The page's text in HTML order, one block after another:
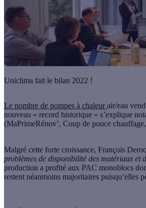
Uniclima fait le bilan 2022 !
Le nombre de pompes à chaleur air/eau
nouveau « record historique » s’explique
(MaPrimeRénov’, Coup de pouce
Malgré cette forte croissance, François
problèmes de disponibilité des matériaux et
production a profité aux PAC monoblocs
restent néanmoins majoritaires puisqu’elles